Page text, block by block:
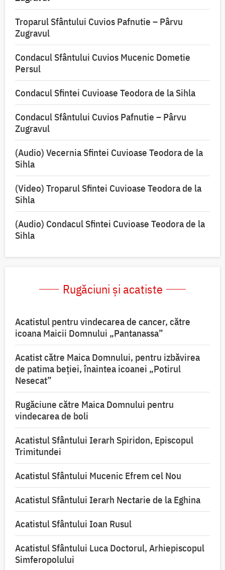
Troparul Sfântului Cuvios Pafnutie – Pârvu
Zugravul
Condacul Sfântului Cuvios Mucenic Dometie
Persul
Condacul Sfintei Cuvioase Teodora de la Sihla
Condacul Sfântului Cuvios Pafnutie – Pârvu
Zugravul
(Audio) Vecernia Sfintei Cuvioase Teodora de la
Sihla
(Video) Troparul Sfintei Cuvioase Teodora de la
Sihla
(Audio) Condacul Sfintei Cuvioase Teodora de la
Sihla
Rugăciuni și acatiste
Acatistul pentru vindecarea de cancer, către
icoana Maicii Domnului „Pantanassa”
Acatist către Maica Domnului, pentru izbăvirea
de patima beției, înaintea icoanei „Potirul
Nesecat”
Rugăciune către Maica Domnului pentru
vindecarea de boli
Acatistul Sfântului Ierarh Spiridon, Episcopul
Trimitundei
Acatistul Sfântului Mucenic Efrem cel Nou
Acatistul Sfântului Ierarh Nectarie de la Eghina
Acatistul Sfântului Ioan Rusul
Acatistul Sfântului Luca Doctorul, Arhiepiscopul
Simferopolului